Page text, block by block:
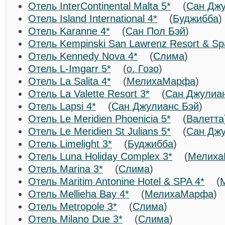
Отель InterContinental Malta 5* (Сан
Отель Island International 4* (Буджибба
Отель Karanne 4* (Сан Пол Бэй)
Отель Kempinski San Lawrenz Resort &
Отель Kennedy Nova 4* (Слима)
Отель L-Imgarr 5* (о. Гозо)
Отель La Salita 4* (МелихаМарфа)
Отель La Valette Resort 3* (Сан
Отель Lapsi 4* (Сан Джулианс Бэй)
Отель Le Meridien Phoenicia 5* (Валетта
Отель Le Meridien St Julians 5* (Сан
Отель Limelight 3* (Буджибба)
Отель Luna Holiday Complex 3* (
Отель Marina 3* (Слима)
Отель Maritim Antonine Hotel & SPA 4* (
Отель Mellieha Bay 4* (МелихаМарфа
Отель Metropole 3* (Слима)
Отель Milano Due 3* (Слима)